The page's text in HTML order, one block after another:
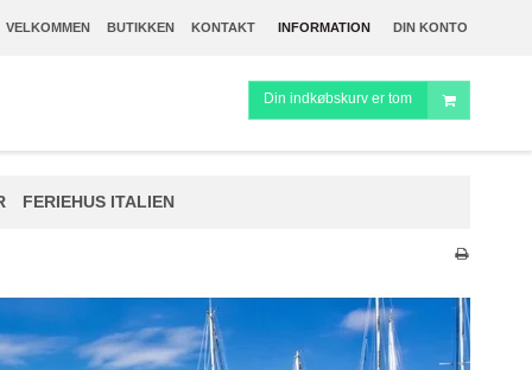
VELKOMMEN BUTIKKEN KONTAKT INFORMATION DIN KONTO
Din indkøbskurv er tom
FERIEHUS ITALIEN